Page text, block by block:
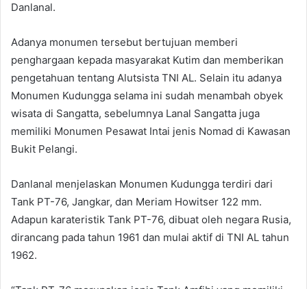
Danlanal.
Adanya monumen tersebut bertujuan memberi
penghargaan kepada masyarakat Kutim dan memberikan
pengetahuan tentang Alutsista TNI AL. Selain itu adanya
Monumen Kudungga selama ini sudah menambah obyek
wisata di Sangatta, sebelumnya Lanal Sangatta juga
memiliki Monumen Pesawat Intai jenis Nomad di Kawasan
Bukit Pelangi.
Danlanal menjelaskan Monumen Kudungga terdiri dari
Tank PT-76, Jangkar, dan Meriam Howitser 122 mm.
Adapun karateristik Tank PT-76, dibuat oleh negara Rusia,
dirancang pada tahun 1961 dan mulai aktif di TNI AL tahun
1962.